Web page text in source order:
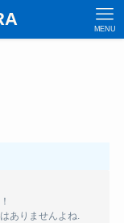
MENU
ありませんよね.